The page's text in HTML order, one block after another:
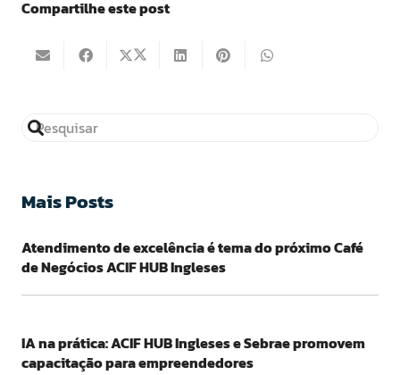
Compartilhe este post
Mais Posts
Atendimento de excelência é tema do próximo Café
de Negócios ACIF HUB Ingleses
IA na prática: ACIF HUB Ingleses e Sebrae promovem
capacitação para empreendedores